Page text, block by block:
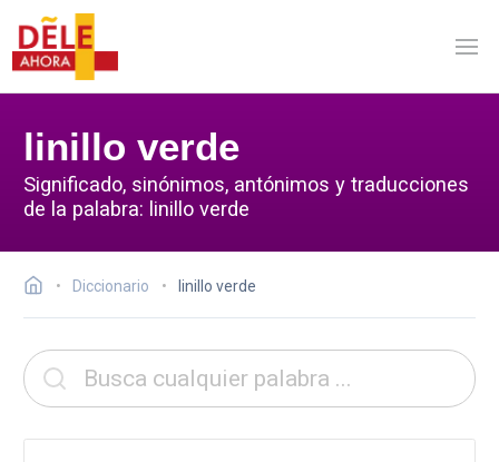
linillo verde
Significado, sinónimos, antónimos y traducciones
de la palabra: linillo verde
Diccionario linillo verde